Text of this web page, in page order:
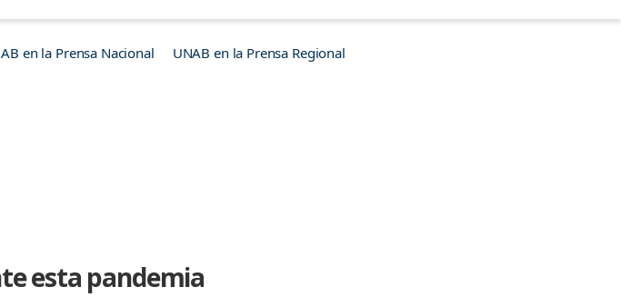
en la Prensa Nacional UNAB en la Prensa Regional
esta pandemia